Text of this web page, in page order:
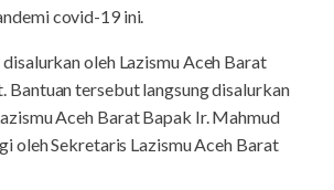
covid-19 ini.
oleh Lazismu Aceh Barat
Bantuan tersebut langsung disalurkan
Aceh Barat Bapak Ir. Mahmud
oleh Sekretaris Lazismu Aceh Barat